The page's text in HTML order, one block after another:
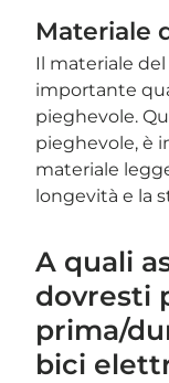
Materiale
Il materiale
importante
pieghevole.
pieghevole, è
materiale
longevità e la
A quali
dovresti
prima/
bici